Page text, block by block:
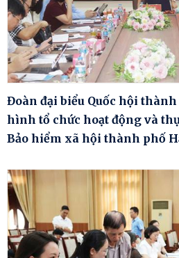
Đoàn đại biểu Quốc hội
hình tổ chức hoạt động và
Bảo hiểm xã hội thành phố